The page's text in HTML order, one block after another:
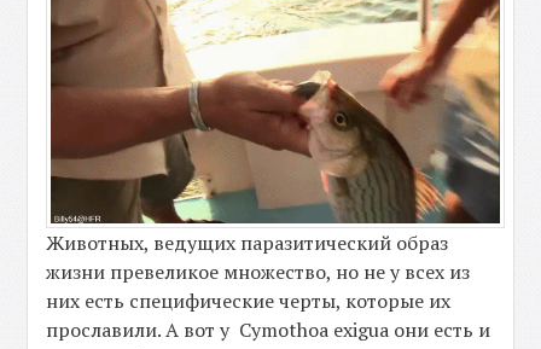
Животных, ведущих паразитический образ
жизни превеликое множество, но не у всех из
них есть специфические черты, которые их
прославили. А вот у Cymothoa exigua они есть и